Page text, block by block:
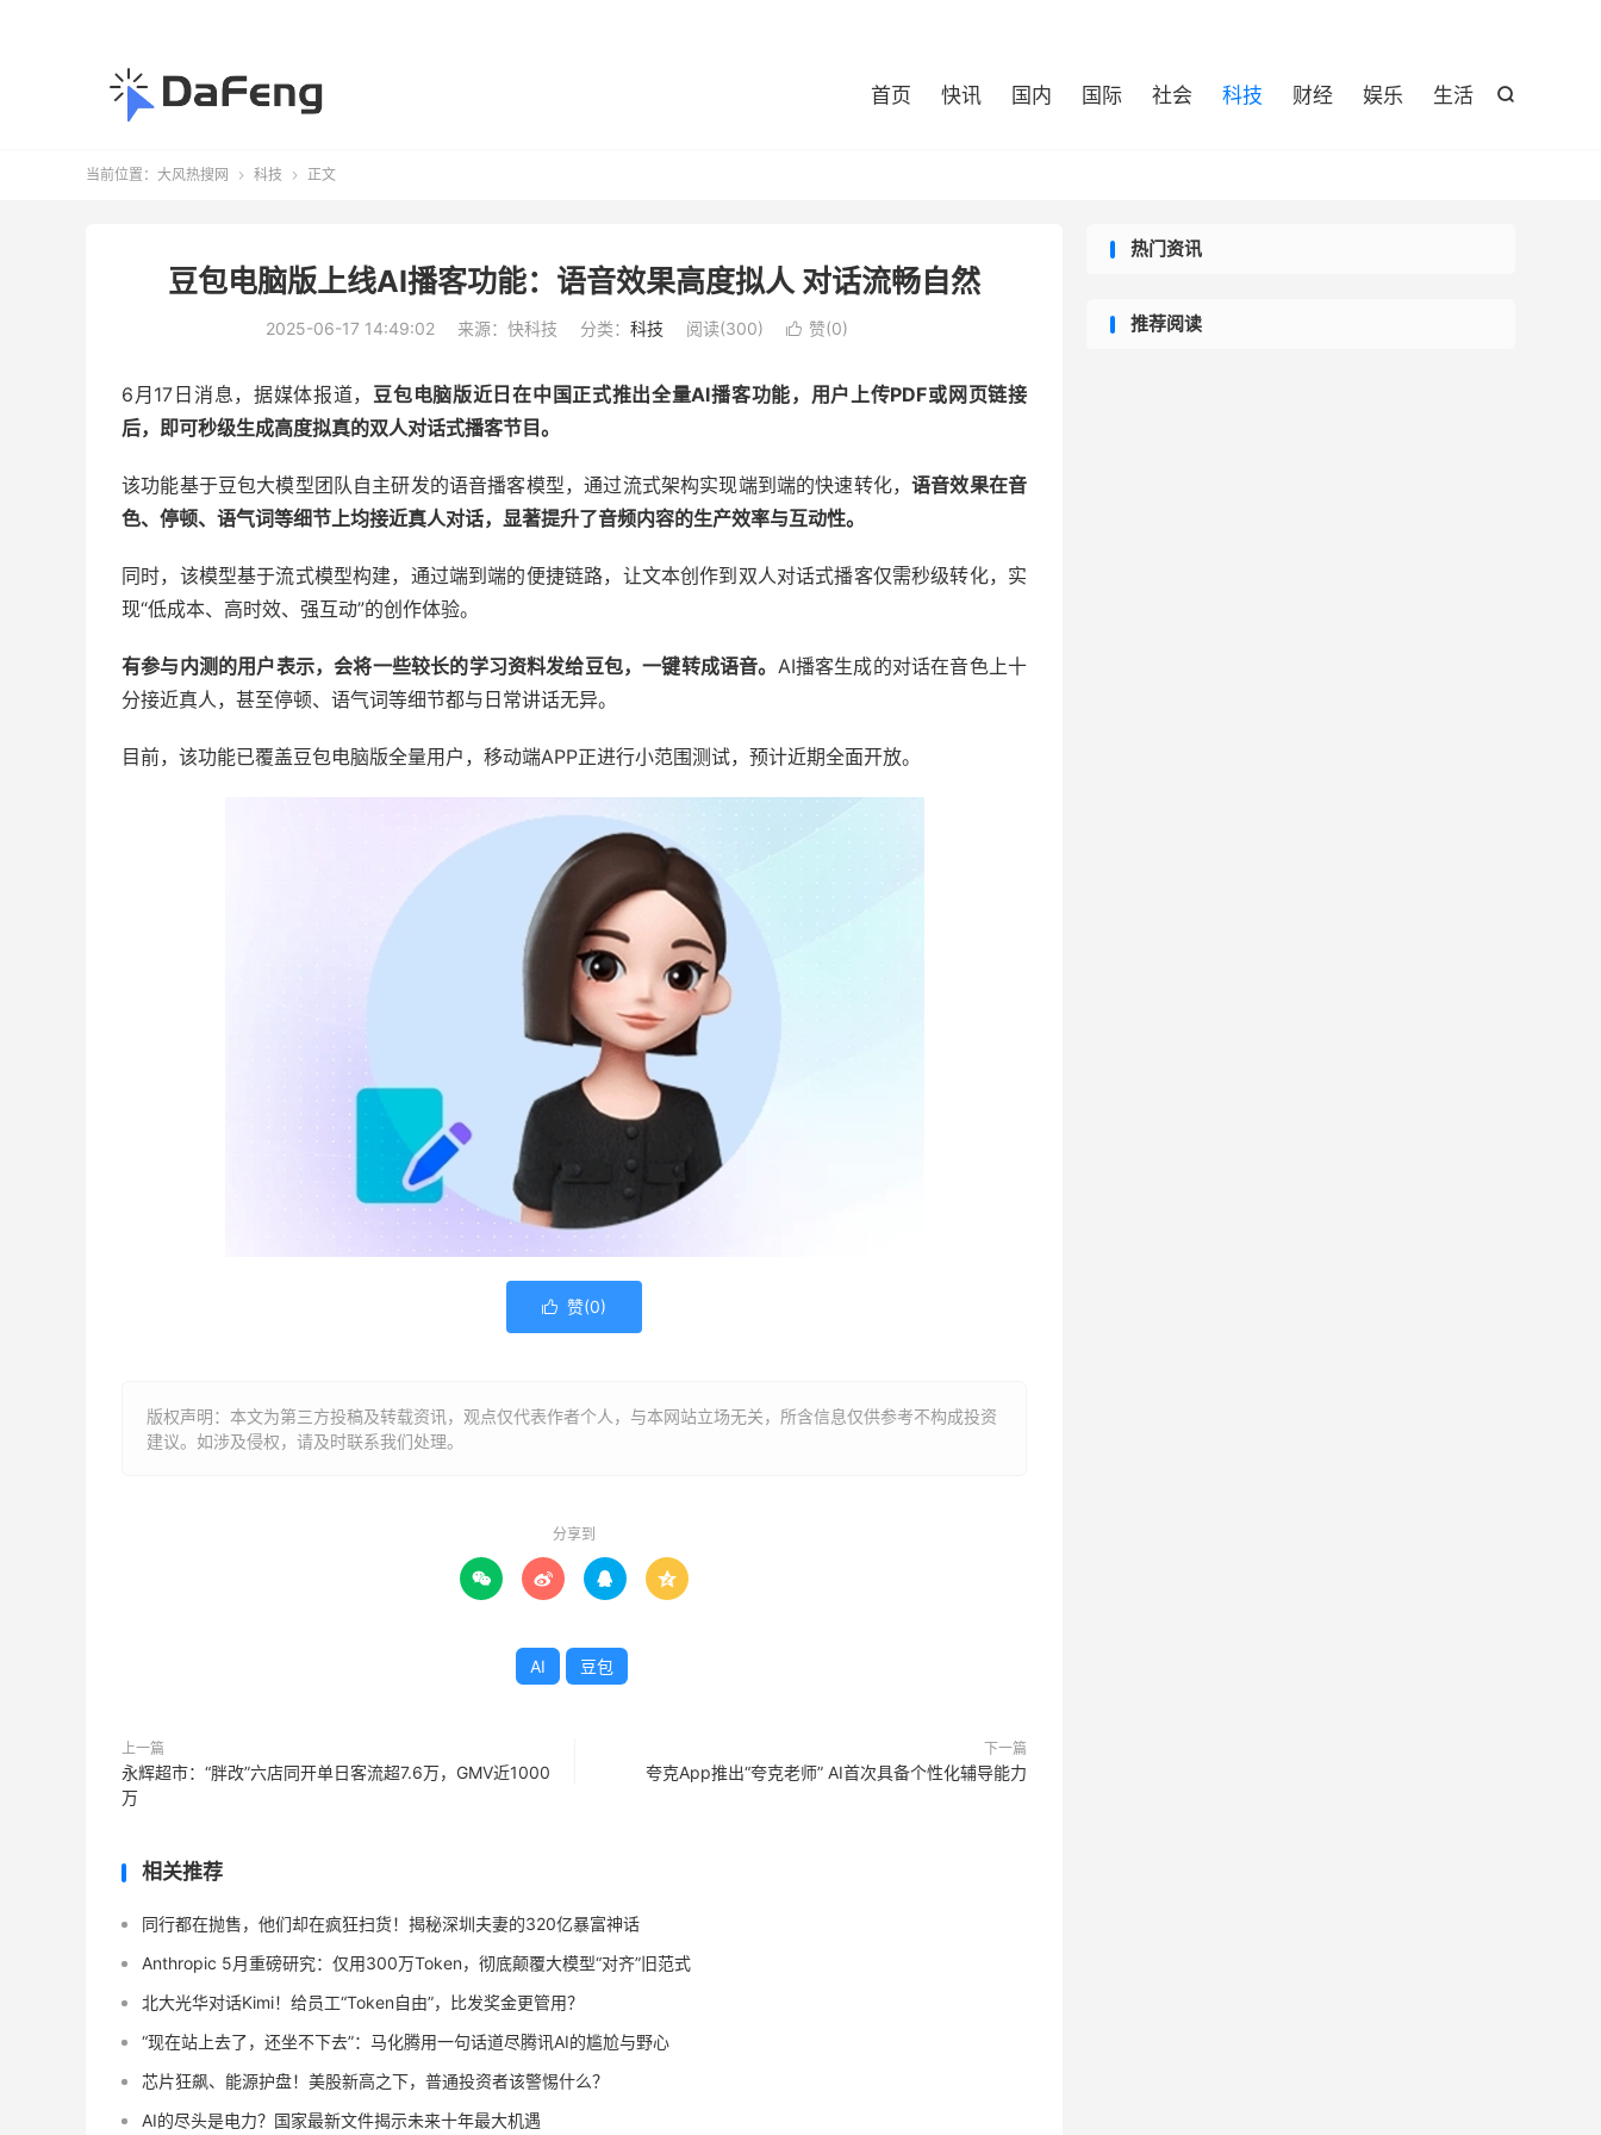

首页 快讯 国内 国际 社会 科技 财经 娱乐 生活
当前位置： 大风热搜网  科技  正文
豆包电脑版上线AI播客功能：语音效果高度拟人 对话流畅自然
2025-06-17 14:49:02 来源：快科技 分类： 科技 阅读(300)  赞(0)
6月17日消息，据媒体报道， 豆包电脑版近日在中国正式推出全量AI播客功能，用户上传PDF或网页链接
后，即可秒级生成高度拟真的双人对话式播客节目。
该功能基于豆包大模型团队自主研发的语音播客模型，通过流式架构实现端到端的快速转化，语音效果在音
色、停顿、语气词等细节上均接近真人对话，显著提升了音频内容的生产效率与互动性。
同时，该模型基于流式模型构建，通过端到端的便捷链路，让文本创作到双人对话式播客仅需秒级转化，实
现“低成本、高时效、强互动”的创作体验。
有参与内测的用户表示，会将一些较长的学习资料发给豆包，一键转成语音。 AI播客生成的对话在音色上十
分接近真人，甚至停顿、语气词等细节都与日常讲话无异。
目前，该功能已覆盖豆包电脑版全量用户，移动端APP正进行小范围测试，预计近期全面开放。
 赞(0)
版权声明：本文为第三方投稿及转载资讯，观点仅代表作者个人，与本网站立场无关，所含信息仅供参考不构成投资
建议。如涉及侵权，请及时联系我们处理。
分享到
   
AI 豆包
上一篇
永辉超市：“胖改”六店同开单日客流超7.6万，GMV近1000
万
下一篇
夸克App推出“夸克老师” AI首次具备个性化辅导能力
相关推荐
同行都在抛售，他们却在疯狂扫货！揭秘深圳夫妻的320亿暴富神话
Anthropic 5月重磅研究：仅用300万Token，彻底颠覆大模型“对齐”旧范式
北大光华对话Kimi！给员工“Token自由”，比发奖金更管用？
“现在站上去了，还坐不下去”：马化腾用一句话道尽腾讯AI的尴尬与野心
芯片狂飙、能源护盘！美股新高之下，普通投资者该警惕什么？
AI的尽头是电力？国家最新文件揭示未来十年最大机遇
热门资讯
推荐阅读